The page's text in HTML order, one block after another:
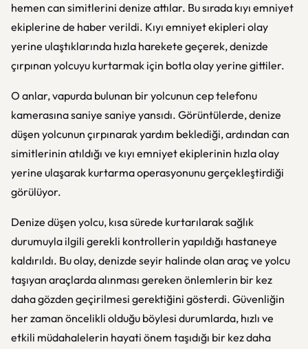
hemen can simitlerini denize attılar. Bu sırada kıyı emniyet
ekiplerine de haber verildi. Kıyı emniyet ekipleri olay
yerine ulaştıklarında hızla harekete geçerek, denizde
çırpınan yolcuyu kurtarmak için botla olay yerine gittiler.
O anlar, vapurda bulunan bir yolcunun cep telefonu
kamerasına saniye saniye yansıdı. Görüntülerde, denize
düşen yolcunun çırpınarak yardım beklediği, ardından can
simitlerinin atıldığı ve kıyı emniyet ekiplerinin hızla olay
yerine ulaşarak kurtarma operasyonunu gerçekleştirdiği
görülüyor.
Denize düşen yolcu, kısa sürede kurtarılarak sağlık
durumuyla ilgili gerekli kontrollerin yapıldığı hastaneye
kaldırıldı. Bu olay, denizde seyir halinde olan araç ve yolcu
taşıyan araçlarda alınması gereken önlemlerin bir kez
daha gözden geçirilmesi gerektiğini gösterdi. Güvenliğin
her zaman öncelikli olduğu böylesi durumlarda, hızlı ve
etkili müdahalelerin hayati önem taşıdığı bir kez daha